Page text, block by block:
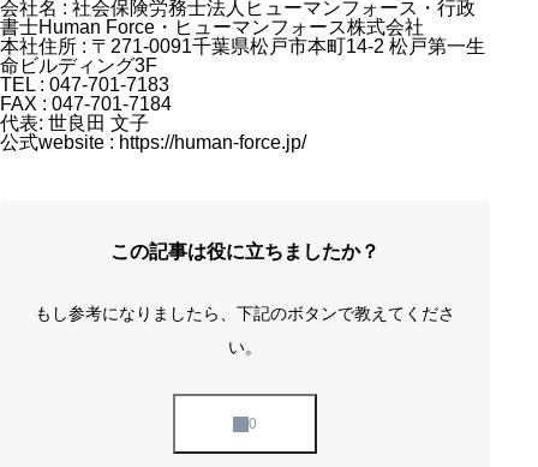
会社名 : 社会保険労務士法人ヒューマンフォース・行政
書士Human Force・ヒューマンフォース株式会社
本社住所 : 〒271-0091千葉県松戸市本町14-2 松戸第一生
命ビルディング3F
TEL : 047-701-7183
FAX : 047-701-7184
代表: 世良田 文子
公式website : https://human-force.jp/
この記事は役に立ちましたか？
もし参考になりましたら、下記のボタンで教えてくださ
い。